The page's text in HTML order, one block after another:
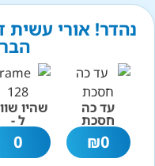
נהדר! אורי עשית
עד כה
חסכת
0
₪
שהיו
ל -
0